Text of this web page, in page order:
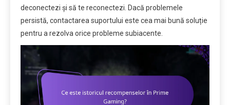
deconectezi și să te reconectezi. Dacă problemele
persistă, contactarea suportului este cea mai bună soluție
pentru a rezolva orice probleme subiacente.